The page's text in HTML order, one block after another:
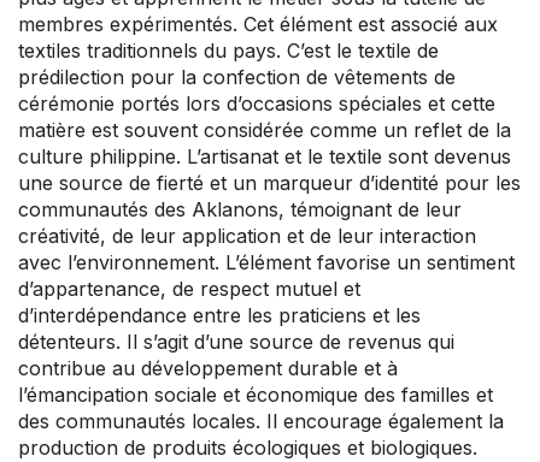
membres expérimentés. Cet élément est associé aux
textiles traditionnels du pays. C’est le textile de
prédilection pour la confection de vêtements de
cérémonie portés lors d’occasions spéciales et cette
matière est souvent considérée comme un reflet de la
culture philippine. L’artisanat et le textile sont devenus
une source de fierté et un marqueur d’identité pour les
communautés des Aklanons, témoignant de leur
créativité, de leur application et de leur interaction
avec l’environnement. L’élément favorise un sentiment
d’appartenance, de respect mutuel et
d’interdépendance entre les praticiens et les
détenteurs. Il s’agit d’une source de revenus qui
contribue au développement durable et à
l’émancipation sociale et économique des familles et
des communautés locales. Il encourage également la
production de produits écologiques et biologiques.